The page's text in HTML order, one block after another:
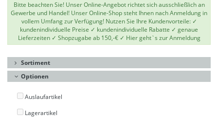
Bitte beachten Sie! Unser Online-Angebot richtet sich ausschließlich an
Gewerbe und Handel! Unser Online-Shop steht Ihnen nach Anmeldung in
vollem Umfang zur Verfügung! Nutzen Sie Ihre Kundenvorteile: ✓
kundenindividuelle Preise ✓ kundenindividuelle Rabatte ✓ genaue
Lieferzeiten ✓ Shopzugabe ab 150,-€ ✓ Hier geht`s zur Anmeldung
Sortiment
Optionen
Auslaufartikel
Lagerartikel